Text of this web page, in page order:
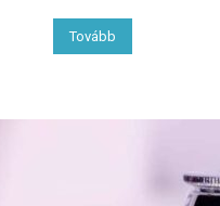
Tovább